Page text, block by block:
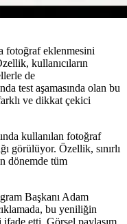
fotoğraf eklenmesini
kullanıcıların
de
test aşamasında olan bu
ve dikkat çekici
kullanılan fotoğraf
görülüyor. Özellik, sınırlı
dönemde tüm
Başkanı Adam
bu yeniliğin
etti. Görsel paylaşım